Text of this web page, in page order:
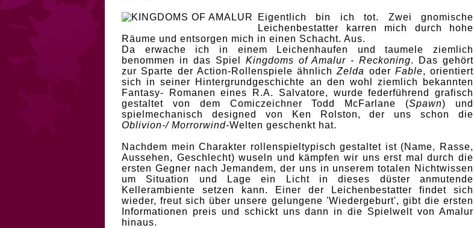
Eigentlich bin ich tot. Zwei gnomische
Leichenbestatter karren mich durch hohe
Räume und entsorgen mich in einen Schacht. Aus.
Da erwache ich in einem Leichenhaufen und taumele ziemlich
benommen in das Spiel Kingdoms of Amalur - Reckoning. Das gehört
zur Sparte der Action-Rollenspiele ähnlichZelda oder Fable, orientiert
sich in seiner Hintergrundgeschichte an den wohl ziemlich bekannten
Fantasy- Romanen eines R.A. Salvatore, wurde federführend grafisch
gestaltet von dem Comiczeichner Todd McFarlane (Spawn) und
spielmechanisch designed von Ken Rolston, der uns schon die
Oblivion-/ Morrorwind-Welten geschenkt hat.
Nachdem mein Charakter rollenspieltypisch gestaltet ist (Name, Rasse,
Aussehen, Geschlecht) wuseln und kämpfen wir uns erst mal durch die
ersten Gegner nach Jemandem, der uns in unserem totalen Nichtwissen
um Situation und Lage ein Licht in dieses düster anmutende
Kellerambiente setzen kann. Einer der Leichenbestatter findet sich
wieder, freut sich über unsere gelungene 'Wiedergeburt', gibt die ersten
Informationen preis und schickt uns dann in die Spielwelt von Amalur
hinaus.